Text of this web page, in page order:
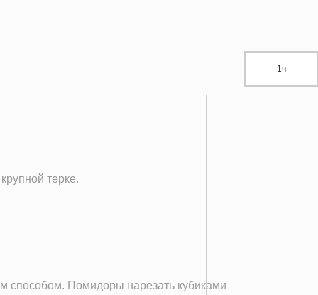
1ч
терке.
способом. Помидоры нарезать кубиками